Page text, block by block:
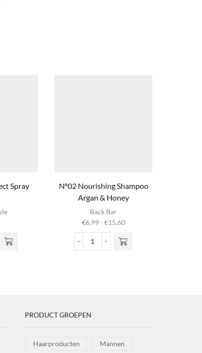
Spray
Nº02 Nourishing Shampoo
Argan & Honey
Back Bar
€6,99- €15,60Prijsklasse:
tot
Nº02
heeft
meerdere
optie kan
PRODUCT GROEPEN
Haarproducten Mannen